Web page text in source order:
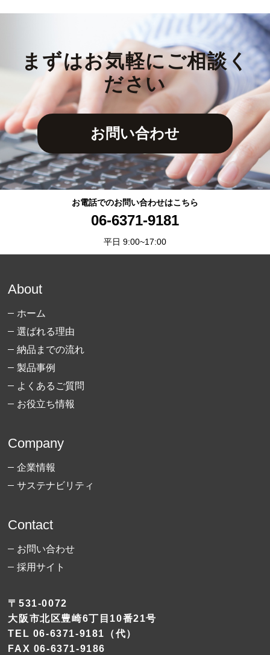
まずはお気軽にご相談く
ださい
お問い合わせ
お電話でのお問い合わせはこちら
06-6371-9181
平日 9:00~17:00
〒531-0072
大阪市北区豊崎6丁目10番21号
TEL 06-6371-9181
（代）
FAX 06-6371-9186
About
ホーム
選ばれる理由
納品までの流れ
製品事例
よくあるご質問
お役立ち情報
Company
企業情報
サステナビリティ
Contact
お問い合わせ
採用サイト